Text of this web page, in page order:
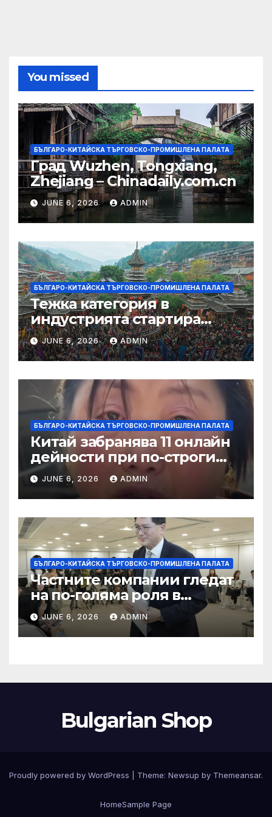
You missed
БЪЛГАРО-КИТАЙСКА ТЪРГОВСКО-ПРОМИШЛЕНА ПАЛАТА
Град Wuzhen, Tongxiang,
Zhejiang – Chinadaily.com.cn
JUNE 6, 2026 ADMIN
БЪЛГАРО-КИТАЙСКА ТЪРГОВСКО-ПРОМИШЛЕНА ПАЛАТА
Тежка категория в
индустрията стартира
алианс за космическа
слънчева енергия
JUNE 6, 2026 ADMIN
БЪЛГАРО-КИТАЙСКА ТЪРГОВСКО-ПРОМИШЛЕНА ПАЛАТА
Китай забранява 11 онлайн
дейности при по-строги
правила за ограничаване на
слуховете и
кибернасилниците
JUNE 6, 2026 ADMIN
БЪЛГАРО-КИТАЙСКА ТЪРГОВСКО-ПРОМИШЛЕНА ПАЛАТА
Частните компании гледат
на по-голяма роля в
стратегическата
енергетика
JUNE 6, 2026 ADMIN
Bulgarian Shop
Proudly powered by WordPress Theme: Newsup by Themeansar.
HomeSample Page